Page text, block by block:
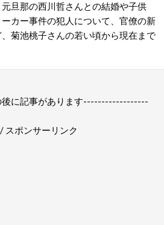
旦那の西川哲さんとの結婚や子供
ーカー事件の犯人について、官僚の新
菊池桃子さんの若い頃から現在まで
に記事があります------------------
スポンサーリンク